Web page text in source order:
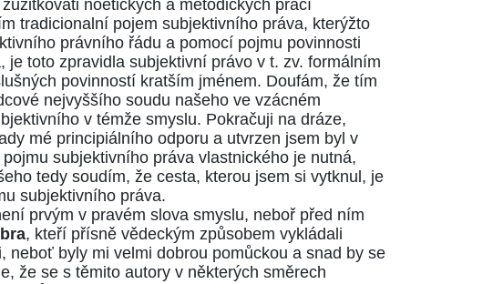
noetických a metodických prací
tradicionalní pojem subjektivního práva, kterýžto
právního řádu a pomocí pojmu povinnosti
toto zpravidla subjektivní právo v t. zv. formálním
povinností kratším jménem. Doufám, že tím
nejvyššího soudu našeho ve vzácném
v témže smyslu. Pokračuji na dráze,
mé principiálního odporu a utvrzen jsem byl v
subjektivního práva vlastnického je nutná,
tedy soudím, že cesta, kterou jsem si vytknul, je
subjektivního práva.
prvým v pravém slova smyslu, neboř před ním
, kteří přísně vědeckým způsobem vykládali
byly mi velmi dobrou pomůckou a snad by se
že se s těmito autory v některých směrech